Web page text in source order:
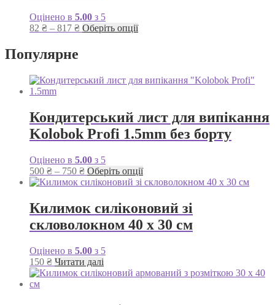
Оцінено в 5.00 з 5
82 ₴ – 817 ₴Діапазон
817 ₴
Оберіть опціїЦей
Параметри
на
сторінці
товару
Популярне
Кондитерський лист для випікання
Kolobok Profi 1.5mm без борту
Оцінено в 5.00 з 5
500 ₴ – 750 ₴Діапазон
цін:
до
750 ₴
Оберіть опціїЦей
товар
варіантів.
Параметри
сторінці
товару
Килимок силіконовий зі
скловолокном 40 х 30 см
Оцінено в 5.00 з 5
150 ₴ Читати далі